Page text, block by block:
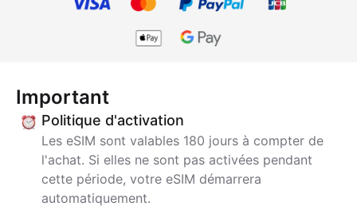
Important
Politique d'activation
Les eSIM sont valables 180 jours à compter de
l'achat. Si elles ne sont pas activées pendant
cette période, votre eSIM démarrera
automatiquement.